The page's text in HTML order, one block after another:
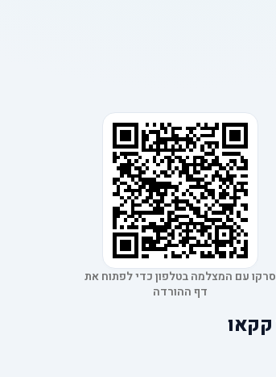
סרקו עם המצלמה בטלפון כדי לפתוח את
דף ההורדה